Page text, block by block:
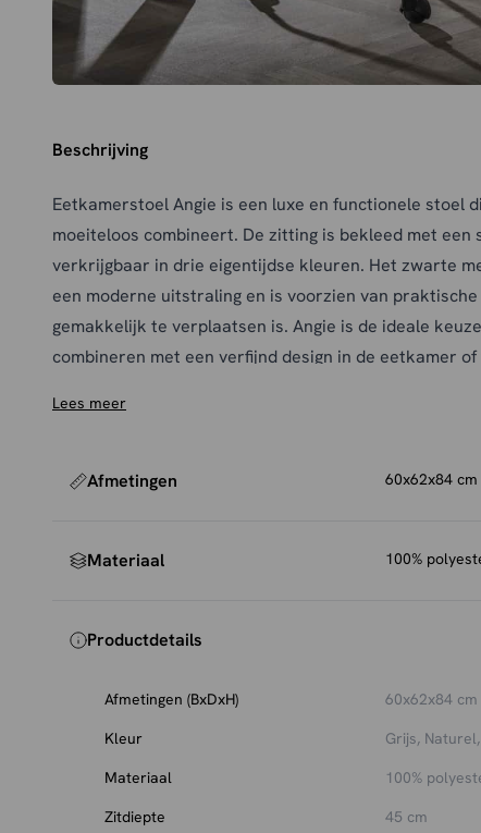
Beschrijving
Eetkamerstoel Angie is een luxe en functionele stoel
moeiteloos combineert. De zitting is bekleed met een
verkrijgbaar in drie eigentijdse kleuren. Het zwarte
een moderne uitstraling en is voorzien van
gemakkelijk te verplaatsen is. Angie is de ideale
combineren met een verfijnd design in de eetkamer
Om de stof mooi te houden, raden we aan de stoel
impregneermiddel
gebruiken, die eenvoudig mee te
Lees meer
Afmetingen 60x62x84 cm
Materiaal 100%
Productdetails
Afmetingen (BxDxH)
60x62x84 cm
Kleur
Grijs,
Materiaal
100%
Zitdiepte
45 cm